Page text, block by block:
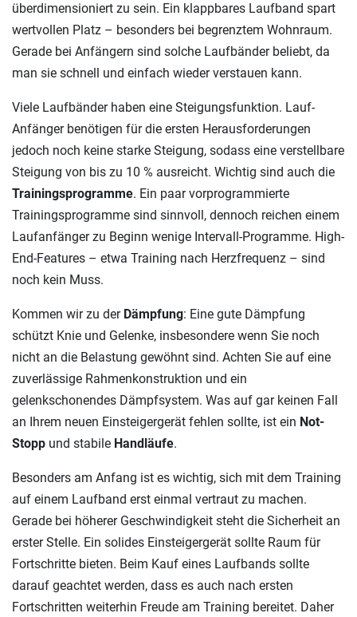
überdimensioniert zu sein. Ein klappbares Laufband spart
wertvollen Platz – besonders bei begrenztem Wohnraum.
Gerade bei Anfängern sind solche Laufbänder beliebt, da
man sie schnell und einfach wieder verstauen kann.
Viele Laufbänder haben eine Steigungsfunktion. Lauf-
Anfänger benötigen für die ersten Herausforderungen
jedoch noch keine starke Steigung, sodass eine verstellbare
Steigung von bis zu 10 % ausreicht. Wichtig sind auch die
Trainingsprogramme. Ein paar vorprogrammierte
Trainingsprogramme sind sinnvoll, dennoch reichen einem
Laufanfänger zu Beginn wenige Intervall-Programme. High-
End-Features – etwa Training nach Herzfrequenz – sind
noch kein Muss.
Kommen wir zu der Dämpfung: Eine gute Dämpfung
schützt Knie und Gelenke, insbesondere wenn Sie noch
nicht an die Belastung gewöhnt sind. Achten Sie auf eine
zuverlässige Rahmenkonstruktion und ein
gelenkschonendes Dämpfsystem. Was auf gar keinen Fall
an Ihrem neuen Einsteigergerät fehlen sollte, ist ein Not-
Stopp und stabile Handläufe.
Besonders am Anfang ist es wichtig, sich mit dem Training
auf einem Laufband erst einmal vertraut zu machen.
Gerade bei höherer Geschwindigkeit steht die Sicherheit an
erster Stelle. Ein solides Einsteigergerät sollte Raum für
Fortschritte bieten. Beim Kauf eines Laufbands sollte
darauf geachtet werden, dass es auch nach ersten
Fortschritten weiterhin Freude am Training bereitet. Daher